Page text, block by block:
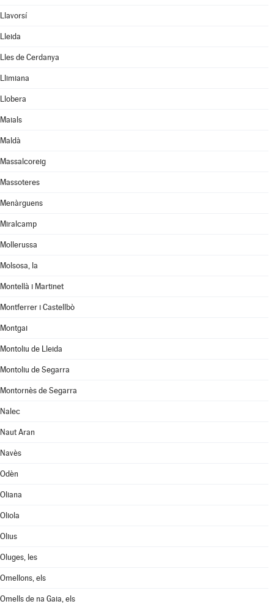
Llavorsí
Lleida
Lles de Cerdanya
Llimiana
Llobera
Maials
Maldà
Massalcoreig
Massoteres
Menàrguens
Miralcamp
Mollerussa
Molsosa, la
Montellà i Martinet
Montferrer i Castellbò
Montgai
Montoliu de Lleida
Montoliu de Segarra
Montornès de Segarra
Nalec
Naut Aran
Navès
Odèn
Oliana
Oliola
Olius
Oluges, les
Omellons, els
Omells de na Gaia, els